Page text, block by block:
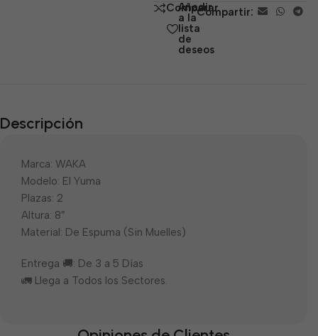
5 Comparar
Añadir
a la
lista
de
deseos
Compartir:
Descripción
Marca: WAKA
Modelo: El Yuma
Plazas: 2
Altura: 8″
Material: De Espuma (Sin Muelles)
Entrega 🚚: De 3 a 5 Días
🚛 Llega a Todos los Sectores.